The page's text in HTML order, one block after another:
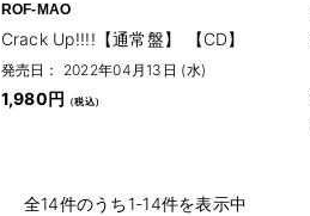
ROF-MAO
Crack Up!!!!【通常盤】 【CD】
発売日： 2022年04月13日 (水)
1,980円
全14件のうち1-14件を表示中